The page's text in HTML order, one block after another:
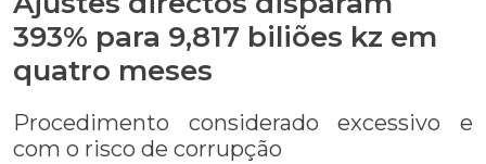
393% para 9,817 biliões kz em
quatro meses
Procedimento considerado excessivo e
com o risco de corrupção